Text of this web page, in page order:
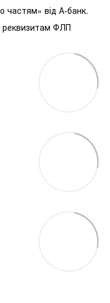
частям» від А-банк.
ФЛП